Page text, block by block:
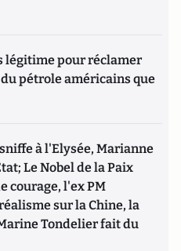
légitime pour réclamer
pétrole américains que
à l'Elysée, Marianne
Le Nobel de la Paix
courage, l'ex PM
sur la Chine, la
Tondelier fait du